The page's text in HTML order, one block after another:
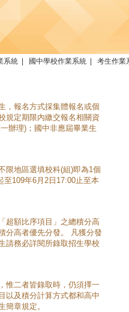
系統 國中學校作業系統 考生作業
，報名方式採集體報名或個
規定期限內繳交報名相關資
辦理)；國中非應屆畢業生
限地區選填校科(組)即為1個
至109年6月2日17:00止至本
超額比序項目」之總積分高
分高者優先分發。 凡獲分發
請務必詳閱所錄取招生學校
惟二者皆錄取時，仍須擇一
以及積分計算方式都和高中
章規定。